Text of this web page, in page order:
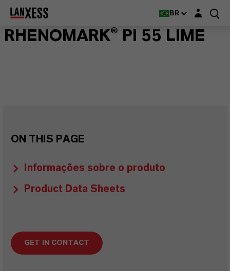
BR Login layer
RHENOMARK® PI 55 LIME
ON THIS PAGE
Informações sobre o produto
Product Data Sheets
GET IN CONTACT